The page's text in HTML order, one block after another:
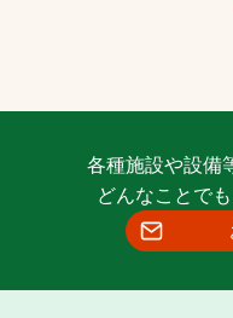
各種施設や設備
どんなことで